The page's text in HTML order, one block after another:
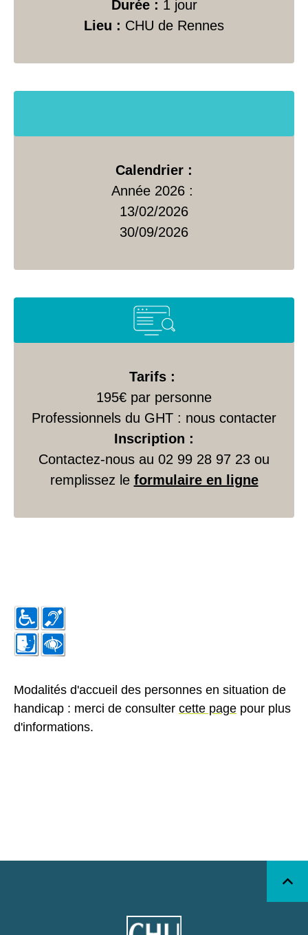
Durée : 1 jour
Lieu : CHU de Rennes
Calendrier :
Année 2026 :
13/02/2026
30/09/2026
Tarifs :
195€ par personne
Professionnels du GHT : nous contacter
Inscription :
Contactez-nous au 02 99 28 97 23 ou
remplissez le formulaire en ligne
Modalités d'accueil des personnes en situation de
handicap : merci de consulter cette page pour plus
d'informations.